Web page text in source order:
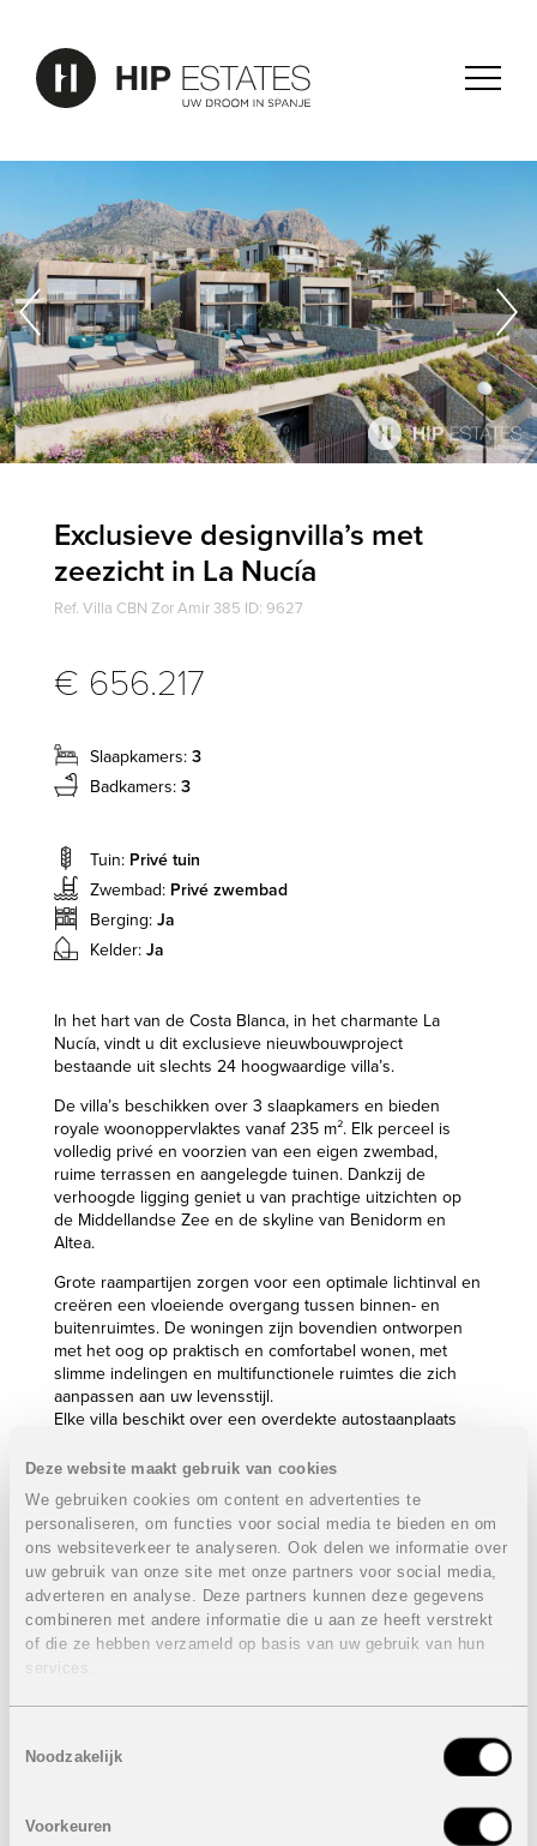
Deze website maakt gebruik van cookies
We gebruiken cookies om content en advertenties te
personaliseren, om functies voor social media te bieden en om
ons websiteverkeer te analyseren. Ook delen we informatie over
uw gebruik van onze site met onze partners voor social media,
adverteren en analyse. Deze partners kunnen deze gegevens
combineren met andere informatie die u aan ze heeft verstrekt
of die ze hebben verzameld op basis van uw gebruik van hun
services.
Noodzakelijk
Voorkeuren
Exclusieve designvilla’s met
zeezicht in La Nucía
Ref. Villa CBN Zor Amir 385 ID: 9627
€ 656.217
Slaapkamers: 3
Badkamers: 3
Tuin: Privé tuin
Zwembad: Privé zwembad
Berging: Ja
Kelder: Ja
In het hart van de Costa Blanca, in het charmante La
Nucía, vindt u dit exclusieve nieuwbouwproject
bestaande uit slechts 24 hoogwaardige villa’s.
De villa’s beschikken over 3 slaapkamers en bieden
royale woonoppervlaktes vanaf 235 m². Elk perceel is
volledig privé en voorzien van een eigen zwembad,
ruime terrassen en aangelegde tuinen. Dankzij de
verhoogde ligging geniet u van prachtige uitzichten op
de Middellandse Zee en de skyline van Benidorm en
Altea.
Grote raampartijen zorgen voor een optimale lichtinval en
creëren een vloeiende overgang tussen binnen- en
buitenruimtes. De woningen zijn bovendien ontworpen
met het oog op praktisch en comfortabel wonen, met
slimme indelingen en multifunctionele ruimtes die zich
aanpassen aan uw levensstijl.
Elke villa beschikt over een overdekte autostaanplaats
De buitenruimtes vormen een essentieel onderdeel van
het woonconcept. Hier geniet u het hele jaar door van
het mediterrane klimaat: van zonnige ontbijten tot lange
avonden met familie en vrienden. Het privézwembad en
de ruime terrassen zorgen voor een gevoel van luxe en
volledige ontspanning.
De ligging in La Nucía is een absolute troef. U woont hier
in een rustige, groene omgeving, terwijl alle
scholen, sportfaciliteiten, winkels en medische centra
Daarnaast bereikt u de stranden van Benidorm, Finestrat
en Altea in slechts 10 à 15 minuten, evenals diverse
Prijzen van 656.217 euro tot 888.217 euro